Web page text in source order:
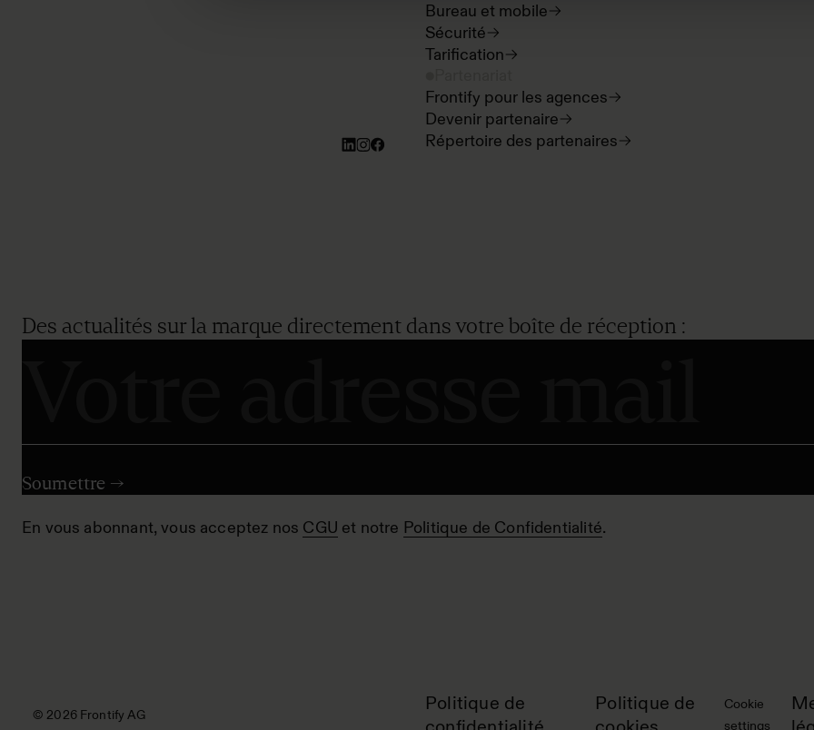
Bureau et mobile
Sécurité
Tarification
Frontify pour les agences
Devenir partenaire
Répertoire des partenaires
Des actualités sur la marque directement dans votre boîte de réception :
En vous abonnant, vous acceptez nos CGU et notre Politique de Confidentialité.
© 2026 Frontify AG
Politique de
Politique de
Cookie
settings